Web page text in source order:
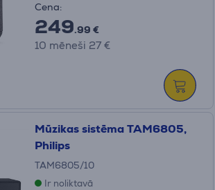
Cena:
249.99 €
10 mēneši 27 €
Mūzikas sistēma TAM6805,
Philips
TAM6805/10
Ir noliktavā